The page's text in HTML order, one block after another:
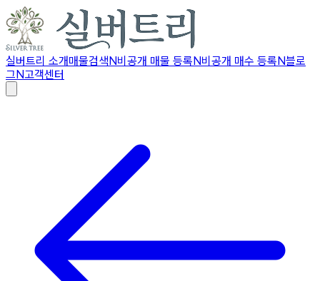
실버트리 소개매물검색N비공개 매물 등록N비공개 매수 등록N블로
그N고객센터